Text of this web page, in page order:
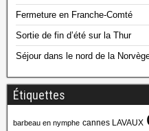
Fermeture en Franche-Comté
Sortie de fin d’été sur la Thur
Séjour dans le nord de la
Étiquettes
barbeau en nymphe cannes LAVAUX